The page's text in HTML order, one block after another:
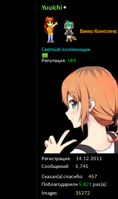
Yuuichi
Ванко Комплекс
Светлый лоликонщик
Репутация: 189
Регистрация
14.12.2011
Сообщений
5,745
Сказал(а) спасибо
457
Поблагодарили5,821 раз(а)
Images
35272